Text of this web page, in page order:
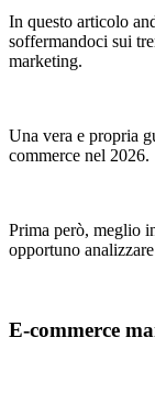
In questo articolo
soffermandoci sui
marketing.
Una vera e propria
commerce nel 2026.
Prima però, meglio
opportuno
E-commerce